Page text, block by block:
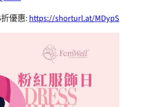
優惠: https://shorturl.at/MDypS